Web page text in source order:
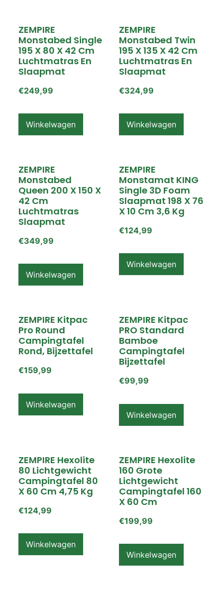
ZEMPIRE
Monstabed Single
195 X 80 X 42 Cm
Luchtmatras En
Slaapmat
€249,99
Winkelwagen
ZEMPIRE
Monstabed Twin
195 X 135 X 42 Cm
Luchtmatras En
Slaapmat
€324,99
Winkelwagen
ZEMPIRE
Monstabed
Queen 200 X 150 X
42 Cm
Luchtmatras
Slaapmat
€349,99
Winkelwagen
ZEMPIRE
Monstamat KING
Single 3D Foam
Slaapmat 198 X 76
X 10 Cm 3,6 Kg
€124,99
Winkelwagen
ZEMPIRE Kitpac
Pro Round
Campingtafel
Rond, Bijzettafel
€159,99
Winkelwagen
ZEMPIRE Kitpac
PRO Standard
Bamboe
Campingtafel
Bijzettafel
€99,99
Winkelwagen
ZEMPIRE Hexolite
80 Lichtgewicht
Campingtafel 80
X 60 Cm 4,75 Kg
€124,99
Winkelwagen
ZEMPIRE Hexolite
160 Grote
Lichtgewicht
Campingtafel 160
X 60 Cm
€199,99
Winkelwagen